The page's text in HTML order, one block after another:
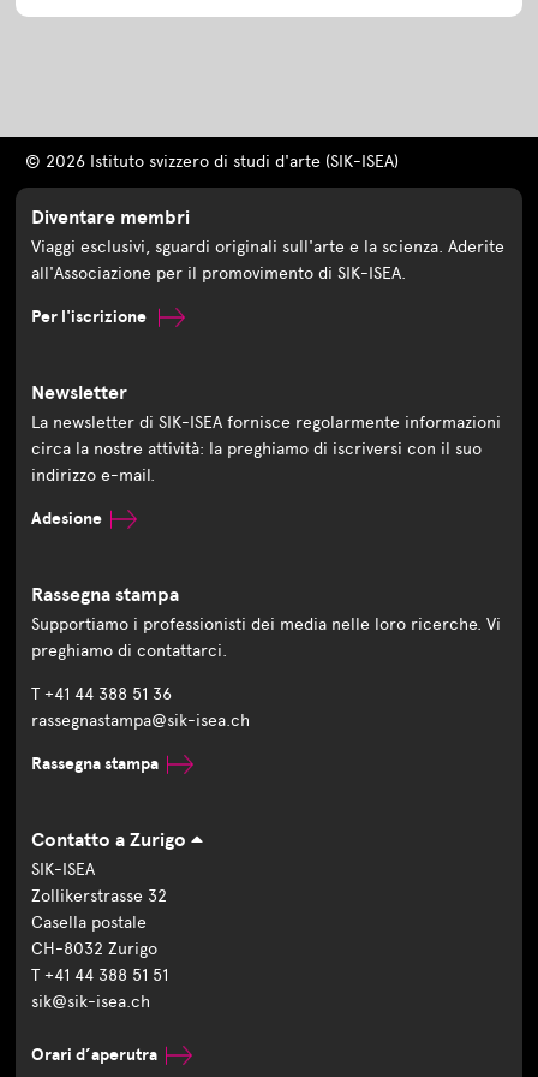
© 2026 Istituto svizzero di studi d'arte (SIK-ISEA)
Diventare membri
Viaggi esclusivi, sguardi originali sull'arte e la scienza. Aderite
all'Associazione per il promovimento di SIK-ISEA.
Per l'iscrizione
Newsletter
La newsletter di SIK-ISEA fornisce regolarmente informazioni
circa la nostre attività: la preghiamo di iscriversi con il suo
indirizzo e-mail.
Adesione
Rassegna stampa
Supportiamo i professionisti dei media nelle loro ricerche. Vi
preghiamo di contattarci.
T +41 44 388 51 36
rassegnastampa@sik-isea.ch
Rassegna stampa
Contatto a Zurigo
SIK-ISEA
Zollikerstrasse 32
Casella postale
CH-8032 Zurigo
T +41 44 388 51 51
sik@sik-isea.ch
Orari d’aperutra